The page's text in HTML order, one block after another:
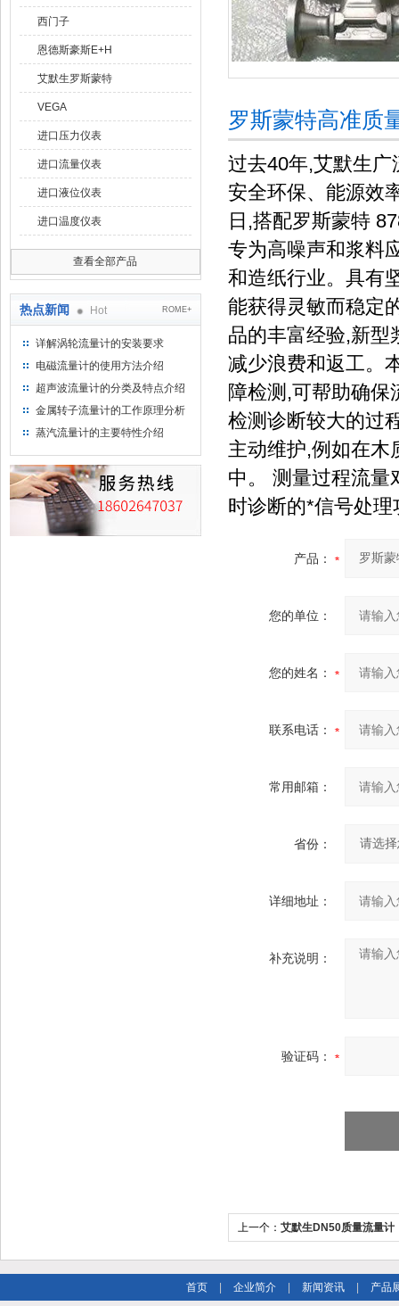
西门子
恩德斯豪斯E+H
艾默生罗斯蒙特
VEGA
进口压力仪表
进口流量仪表
进口液位仪表
进口温度仪表
查看全部产品
热点新闻 Hot ROME+
详解涡轮流量计的安装要求
电磁流量计的使用方法介绍
超声波流量计的分类及特点介绍
金属转子流量计的工作原理分析
蒸汽流量计的主要特性介绍
罗斯蒙特高准质
过去40年,艾默生
安全环保、能源效
日,搭配罗斯蒙特
专为高噪声和浆料
和造纸行业。具有
能获得灵敏而稳定
品的丰富经验,新型
减少浪费和返工。
障检测,可帮助确
检测诊断较大的过
主动维护,例如在木
中。 测量过程流量
时诊断的*信号处
产品：
您的单位：
您的姓名：
联系电话：
常用邮箱：
省份：
详细地址：
补充说明：
验证码：
上一个： 艾默生DN50质量流量计
首页 企业简介 新闻资讯 产品